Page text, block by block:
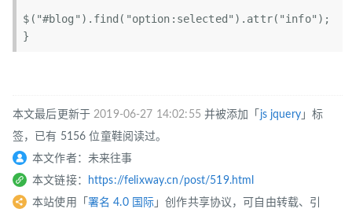
$("#blog").find("option:selected").attr("info");
本文最后更新于 2019-06-27 14:02:55 并被添加「 js jquery」标
签，已有 5156 位童鞋阅读过。
本文作者：未来往事
本文链接：
https://felixway.cn/post/519.html
本站使用「 署名 4.0 国际 」创作共享协议，可自由转载、引